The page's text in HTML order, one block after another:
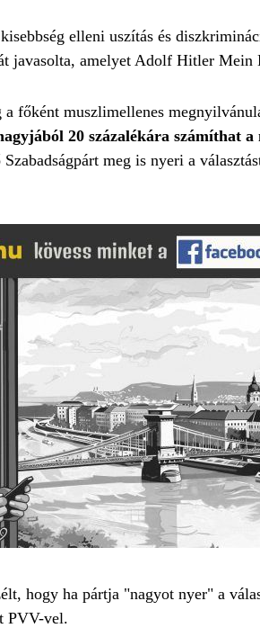
elleni uszítás és
javasolta, amelyet Adolf Hitler
főként muszlimellenes
20 százalékára számíthat a
meg is nyeri a
hogy ha pártja "nagyot nyer" a
PVV-vel.